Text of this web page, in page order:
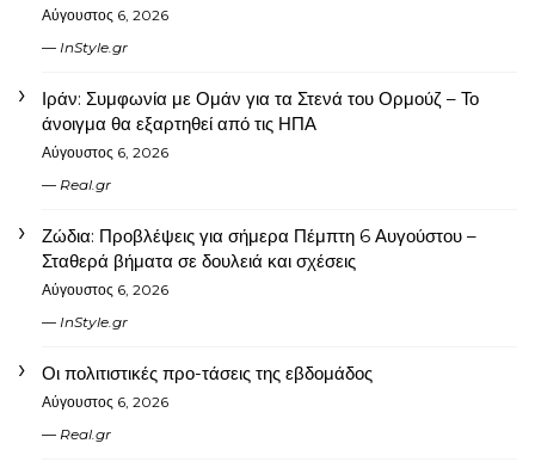
Αύγουστος 6, 2026
InStyle.gr
Ιράν: Συμφωνία με Ομάν για τα Στενά του Ορμούζ – Το
άνοιγμα θα εξαρτηθεί από τις ΗΠΑ
Αύγουστος 6, 2026
Real.gr
Ζώδια: Προβλέψεις για σήμερα Πέμπτη 6 Αυγούστου –
Σταθερά βήματα σε δουλειά και σχέσεις
Αύγουστος 6, 2026
InStyle.gr
Οι πολιτιστικές προ-τάσεις της εβδομάδος
Αύγουστος 6, 2026
Real.gr